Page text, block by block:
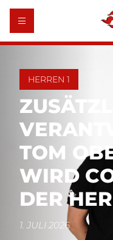
HERREN 1
TOM
WIRD
DER
1. JULI 2026